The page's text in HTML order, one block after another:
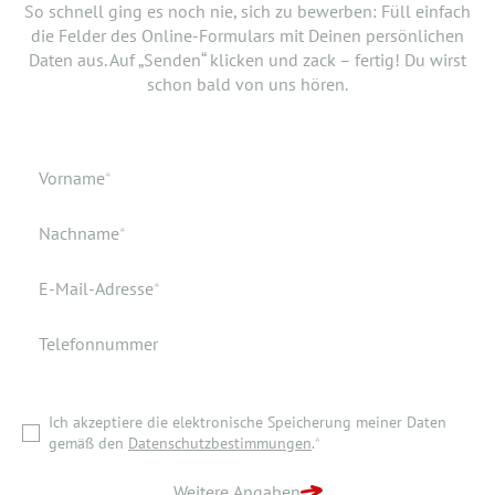
So schnell ging es noch nie, sich zu bewerben: Füll einfach
die Felder des Online-Formulars mit Deinen persönlichen
Daten aus. Auf „Senden“ klicken und zack – fertig! Du wirst
schon bald von uns hören.
Pflichtfeld
Vorname*
Pflichtfeld
Nachname*
Pflichtfeld
E-Mail-Adresse*
Telefonnummer
Ich akzeptiere die elektronische Speicherung meiner Daten
gemäß den Datenschutzbestimmungen.*
bist, den neuen Job anzutreten. Du möchtest Deiner
Bewerbung doch noch einen Lebenslauf oder ein anderes
Dokument hinzufügen? Hier kannst Du es hochladen.
Verfügbar ab
Dokumente
Ich akzeptiere die elektronische Speicherung meiner Daten
ZURÜCK ZUR STARTSEITE